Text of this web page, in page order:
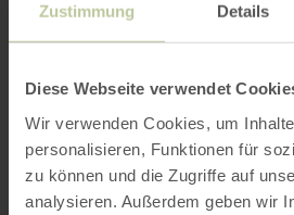
Zustimmung Details
Diese Webseite verwendet
Wir verwenden Cookies, um
personalisieren, Funktionen für
zu können und die Zugriffe auf
analysieren. Außerdem geben wir